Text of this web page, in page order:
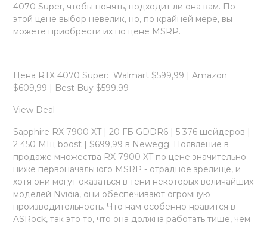
4070 Super, чтобы понять, подходит ли она вам. По
этой цене выбор невелик, но, по крайней мере, вы
можете приобрести их по цене MSRP.
Цена RTX 4070 Super: Walmart $599,99 | Amazon
$609,99 | Best Buy $599,99
View Deal
Sapphire RX 7900 XT | 20 ГБ GDDR6 | 5 376 шейдеров |
2 450 МГц boost | $699,99 в Newegg. Появление в
продаже множества RX 7900 XT по цене значительно
ниже первоначального MSRP - отрадное зрелище, и
хотя они могут оказаться в тени некоторых величайших
моделей Nvidia, они обеспечивают огромную
производительность. Что нам особенно нравится в
ASRock, так это то, что она должна работать тише, чем